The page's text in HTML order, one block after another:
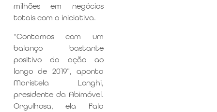
milhões em negócios
totais com a iniciativa.
“Contamos com um
balanço bastante
positivo da ação ao
longo de 2019”, aponta
Maristela Longhi,
presidente da Abimóvel.
Orgulhosa, ela fala